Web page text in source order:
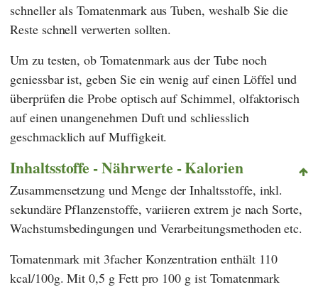
schneller als Tomatenmark aus Tuben, weshalb Sie die
Reste schnell verwerten sollten.
Um zu testen, ob Tomatenmark aus der Tube noch
geniessbar ist, geben Sie ein wenig auf einen Löffel und
überprüfen die Probe optisch auf Schimmel, olfaktorisch
auf einen unangenehmen Duft und schliesslich
geschmacklich auf Muffigkeit.
Inhaltsstoffe - Nährwerte - Kalorien
Zusammensetzung und Menge der Inhaltsstoffe, inkl.
sekundäre Pflanzenstoffe, variieren extrem je nach Sorte,
Wachstumsbedingungen und Verarbeitungsmethoden etc.
Tomatenmark mit 3facher Konzentration enthält 110
kcal/100g. Mit 0,5 g Fett pro 100 g ist Tomatenmark